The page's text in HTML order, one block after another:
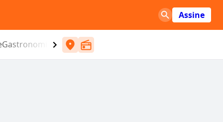
Assine
Gastronomia Entretenimento